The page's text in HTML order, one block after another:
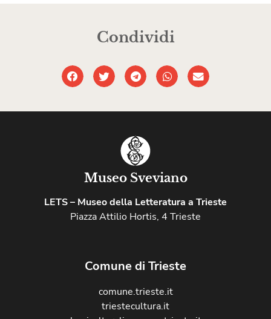
Condividi
Museo Sveviano
LETS – Museo della Letteratura a Trieste
Piazza Attilio Hortis, 4 Trieste
Comune di Trieste
comune.trieste.it
triestecultura.it